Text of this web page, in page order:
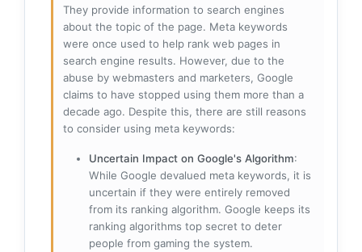
They provide information to search engines
about the topic of the page. Meta keywords
were once used to help rank web pages in
search engine results. However, due to the
abuse by webmasters and marketers, Google
claims to have stopped using them more than a
decade ago. Despite this, there are still reasons
to consider using meta keywords:
Uncertain Impact on Google's Algorithm:
While Google devalued meta keywords, it is
uncertain if they were entirely removed
from its ranking algorithm. Google keeps its
ranking algorithms top secret to deter
people from gaming the system.